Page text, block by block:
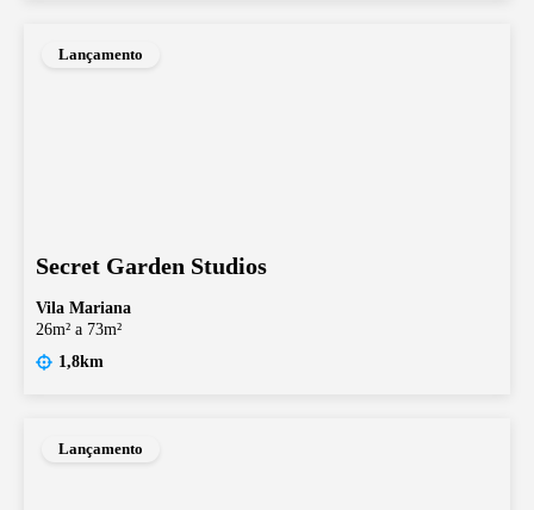
Lançamento
Secret Garden Studios
Vila Mariana
26m² a 73m²
1,8km
Lançamento